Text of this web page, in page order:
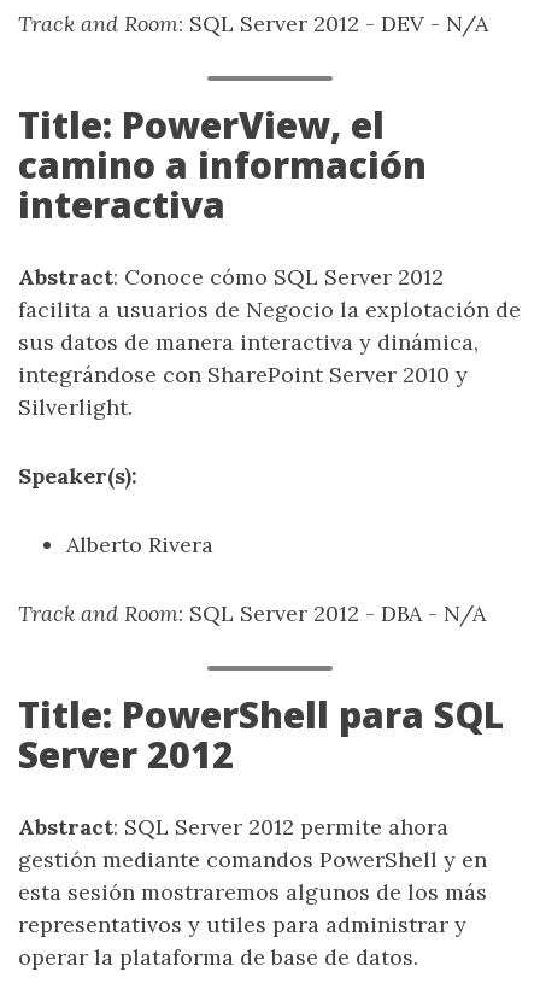
Track and Room: SQL Server 2012 - DEV - N/A
Title: PowerView, el
camino a información
interactiva
Abstract: Conoce cómo SQL Server 2012
facilita a usuarios de Negocio la explotación de
sus datos de manera interactiva y dinámica,
integrándose con SharePoint Server 2010 y
Silverlight.
Speaker(s):
Alberto Rivera
Track and Room: SQL Server 2012 - DBA - N/A
Title: PowerShell para SQL
Server 2012
Abstract: SQL Server 2012 permite ahora
gestión mediante comandos PowerShell y en
esta sesión mostraremos algunos de los más
representativos y utiles para administrar y
operar la plataforma de base de datos.